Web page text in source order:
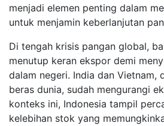
menjadi elemen penting dalam
untuk menjamin keberlanjutan
Di tengah krisis pangan global,
menutup keran ekspor demi
dalam negeri. India dan Vietnam,
beras dunia, sudah mengurangi
konteks ini, Indonesia tampil
kelebihan stok yang